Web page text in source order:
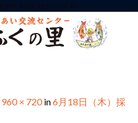
OR JUST REMOVE IT...
960 × 720in6月18日（木）採